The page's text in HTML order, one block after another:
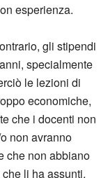
esperienza.
gli stipendi
specialmente
le lezioni di
economiche,
che i docenti non
non avranno
che non abbiano
li ha assunti.